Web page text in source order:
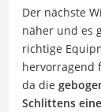
Der nächste
näher und es
richtige
hervorragend
da die
Schlittens